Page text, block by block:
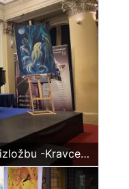
013_Maja Živanović otvara izložbu -Kravcev u Plavom – Guarnerius